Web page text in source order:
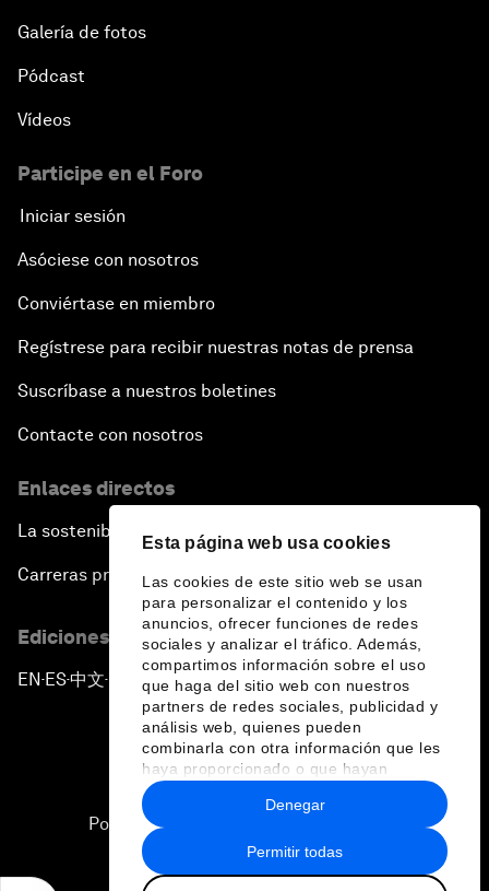
Esta página web usa cookies
Las cookies de este sitio web se usan
para personalizar el contenido y los
anuncios, ofrecer funciones de redes
sociales y analizar el tráfico. Además,
compartimos información sobre el uso
que haga del sitio web con nuestros
partners de redes sociales, publicidad y
análisis web, quienes pueden
combinarla con otra información que les
haya proporcionado o que hayan
recopilado a partir del uso que haya
hecho de sus servicios.
Permitir todas
Denegar
Galería de fotos
Pódcast
Vídeos
Participe en el Foro
Iniciar sesión
Asóciese con nosotros
Conviértase en miembro
Regístrese para recibir nuestras notas de prensa
Suscríbase a nuestros boletines
Contacte con nosotros
Enlaces directos
La sostenibilidad en el Foro
Carreras profesionales
Ediciones en otros idiomas
EN ▪ES▪中文▪ 日本語
Política de privacidad y normas de uso
Sitemap